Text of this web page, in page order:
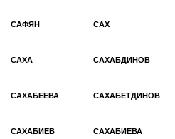
САФЯН САХ
САХА САХАБДИНОВ
САХАБЕЕВА САХАБЕТДИНОВ
САХАБИЕВ САХАБИЕВА